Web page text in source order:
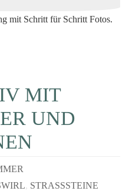
mit Schritt für Schritt Fotos.
MIT
UND
, STRASSSTEINE